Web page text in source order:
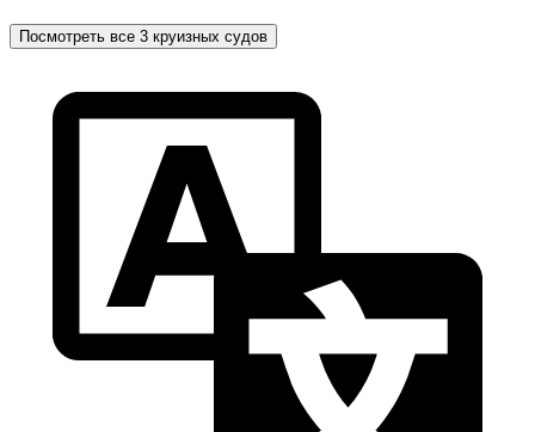
Посмотреть все 3 круизных судов